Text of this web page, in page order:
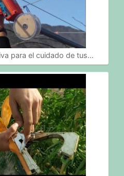
para el cuidado de tus…